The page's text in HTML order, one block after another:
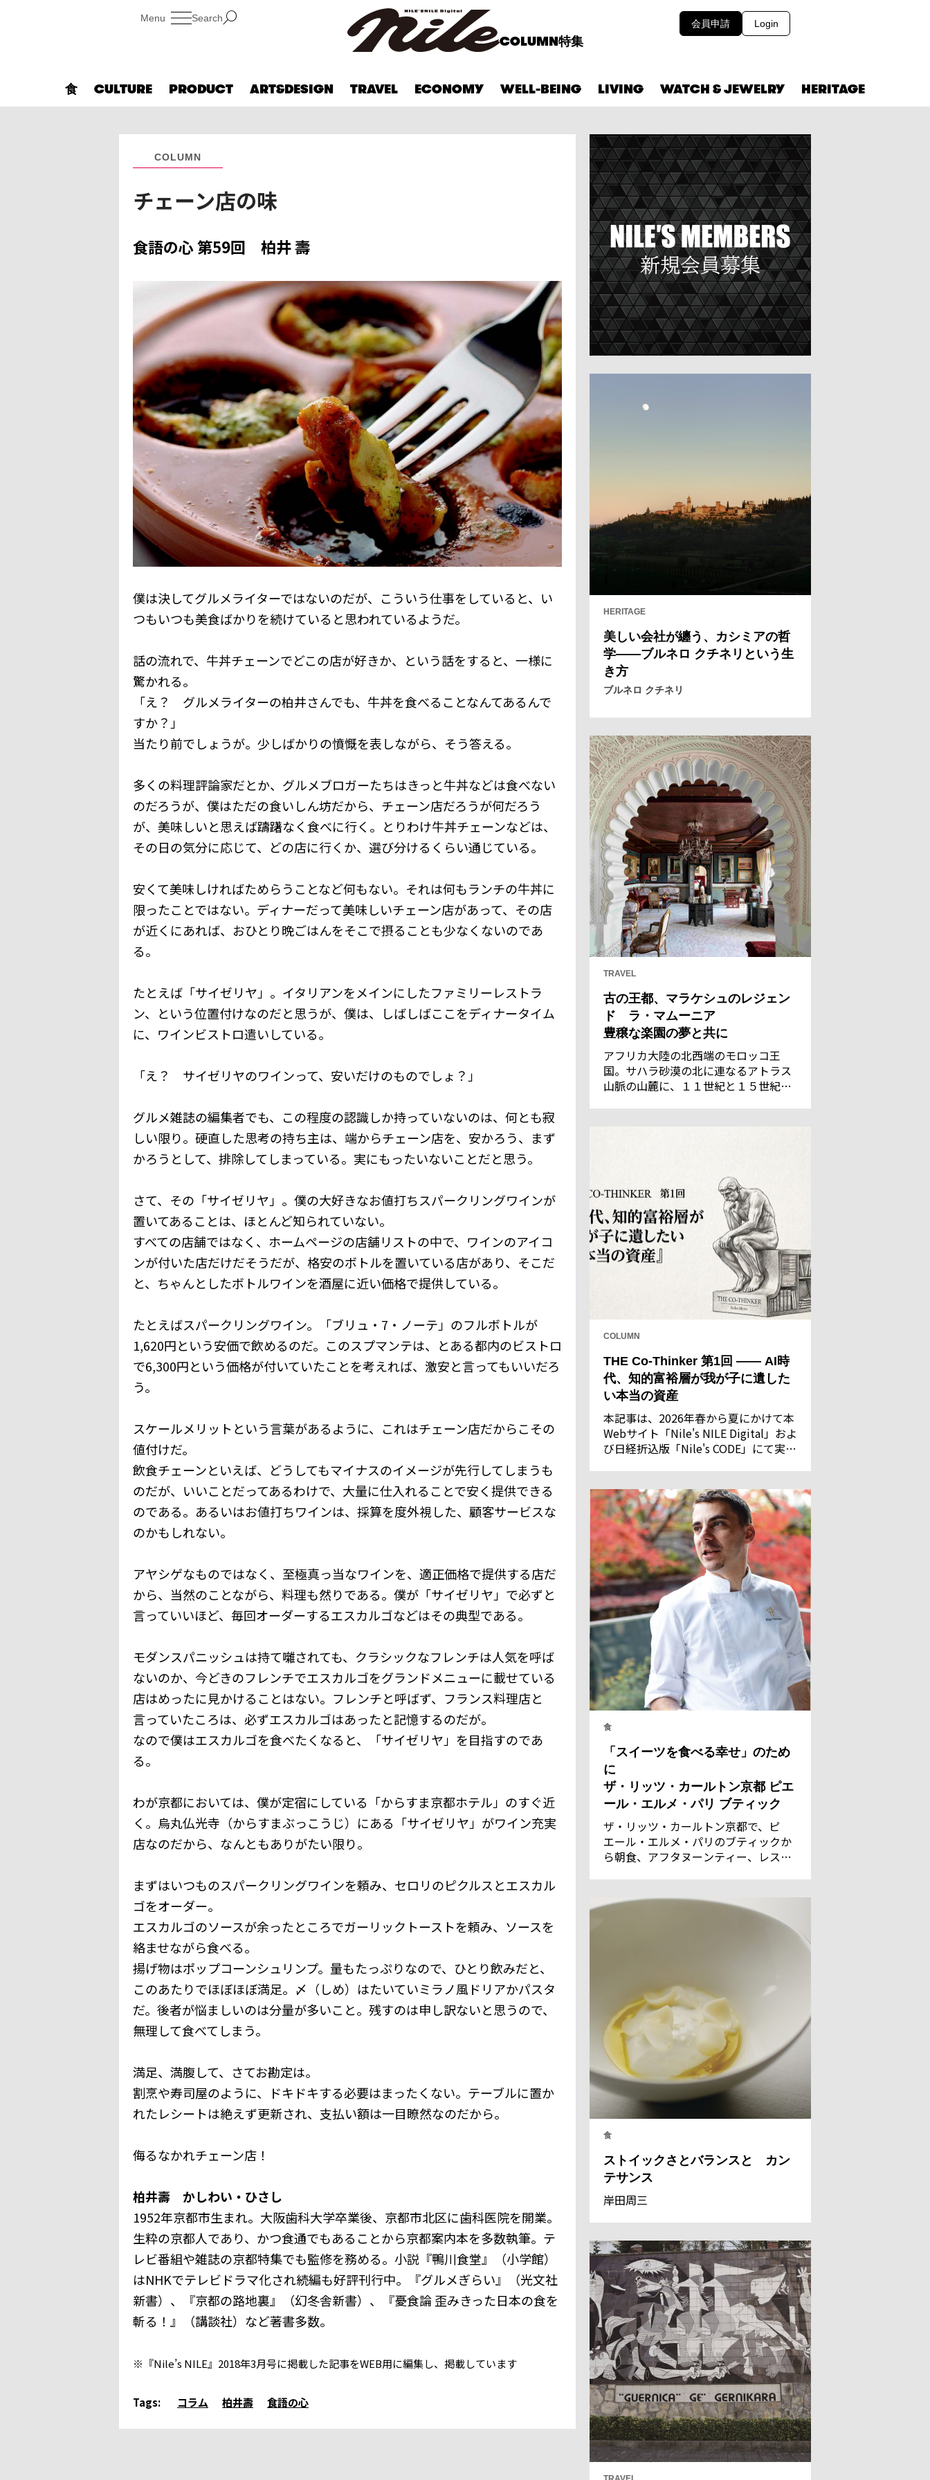
Search
COLUMN特集
会員申請 Login
食 CULTURE PRODUCT ART&DESIGN TRAVEL ECONOMY WELL-BEING LIVING WATCH & JEWELRY HERITAGE
COLUMN
チェーン店の味
食語の心 第59回 柏井 壽
僕は決してグルメライターではないのだが、こういう仕事をしていると、い
つもいつも美食ばかりを続けていると思われているようだ。
話の流れで、牛丼チェーンでどこの店が好きか、という話をすると、一様に
驚かれる。
「え？ グルメライターの柏井さんでも、牛丼を食べることなんてあるんで
すか？」
当たり前でしょうが。少しばかりの憤慨を表しながら、そう答える。
多くの料理評論家だとか、グルメブロガーたちはきっと牛丼などは食べない
のだろうが、僕はただの食いしん坊だから、チェーン店だろうが何だろう
が、美味しいと思えば躊躇なく食べに行く。とりわけ牛丼チェーンなどは、
その日の気分に応じて、どの店に行くか、選び分けるくらい通じている。
安くて美味しければためらうことなど何もない。それは何もランチの牛丼に
限ったことではない。ディナーだって美味しいチェーン店があって、その店
が近くにあれば、おひとり晩ごはんをそこで摂ることも少なくないのであ
る。
たとえば「サイゼリヤ」。イタリアンをメインにしたファミリーレストラ
ン、という位置付けなのだと思うが、僕は、しばしばここをディナータイム
に、ワインビストロ遣いしている。
「え？ サイゼリヤのワインって、安いだけのものでしょ？」
グルメ雑誌の編集者でも、この程度の認識しか持っていないのは、何とも寂
しい限り。硬直した思考の持ち主は、端からチェーン店を、安かろう、まず
かろうとして、排除してしまっている。実にもったいないことだと思う。
さて、その「サイゼリヤ」。僕の大好きなお値打ちスパークリングワインが
置いてあることは、ほとんど知られていない。
すべての店舗ではなく、ホームページの店舗リストの中で、ワインのアイコ
ンが付いた店だけだそうだが、格安のボトルを置いている店があり、そこだ
と、ちゃんとしたボトルワインを酒屋に近い価格で提供している。
たとえばスパークリングワイン。「ブリュ・7・ノーテ」のフルボトルが
1,620円という安価で飲めるのだ。このスプマンテは、とある都内のビストロ
で6,300円という価格が付いていたことを考えれば、激安と言ってもいいだろ
う。
スケールメリットという言葉があるように、これはチェーン店だからこその
値付けだ。
飲食チェーンといえば、どうしてもマイナスのイメージが先行してしまうも
のだが、いいことだってあるわけで、大量に仕入れることで安く提供できる
のである。あるいはお値打ちワインは、採算を度外視した、顧客サービスな
のかもしれない。
アヤシゲなものではなく、至極真っ当なワインを、適正価格で提供する店だ
から、当然のことながら、料理も然りである。僕が「サイゼリヤ」で必ずと
言っていいほど、毎回オーダーするエスカルゴなどはその典型である。
モダンスパニッシュは持て囃されても、クラシックなフレンチは人気を呼ば
ないのか、今どきのフレンチでエスカルゴをグランドメニューに載せている
店はめったに見かけることはない。フレンチと呼ばず、フランス料理店と
言っていたころは、必ずエスカルゴはあったと記憶するのだが。
なので僕はエスカルゴを食べたくなると、「サイゼリヤ」を目指すのであ
る。
わが京都においては、僕が定宿にしている「からすま京都ホテル」のすぐ近
く。烏丸仏光寺（からすまぶっこうじ）にある「サイゼリヤ」がワイン充実
店なのだから、なんともありがたい限り。
まずはいつものスパークリングワインを頼み、セロリのピクルスとエスカル
ゴをオーダー。
エスカルゴのソースが余ったところでガーリックトーストを頼み、ソースを
絡ませながら食べる。
揚げ物はポップコーンシュリンプ。量もたっぷりなので、ひとり飲みだと、
このあたりでほぼほぼ満足。〆（しめ）はたいていミラノ風ドリアかパスタ
だ。後者が悩ましいのは分量が多いこと。残すのは申し訳ないと思うので、
無理して食べてしまう。
満足、満腹して、さてお勘定は。
割烹や寿司屋のように、ドキドキする必要はまったくない。テーブルに置か
れたレシートは絶えず更新され、支払い額は一目瞭然なのだから。
侮るなかれチェーン店！
柏井壽 かしわい・ひさし
1952年京都市生まれ。大阪歯科大学卒業後、京都市北区に歯科医院を開業。
生粋の京都人であり、かつ食通でもあることから京都案内本を多数執筆。テ
レビ番組や雑誌の京都特集でも監修を務める。小説『鴨川食堂』（小学館）
はNHKでテレビドラマ化され続編も好評刊行中。『グルメぎらい』（光文社
新書）、『京都の路地裏』（幻冬舎新書）、『憂食論 歪みきった日本の食を
斬る！』（講談社）など著書多数。
※『Nile’s NILE』2018年3月号に掲載した記事をWEB用に編集し、掲載しています
Tags: コラム 柏井壽 食語の心
HERITAGE
美しい会社が纏う、カシミアの哲
学——ブルネロ クチネリという生
き方
ブルネロ クチネリ
TRAVEL
古の王都、マラケシュのレジェン
ド ラ・マムーニア
豊穣な楽園の夢と共に
アフリカ大陸の北西端のモロッコ王
国。サハラ砂漠の北に連なるアトラス
山脈の山麓に、１１世紀と１５世紀の
COLUMN
THE Co-Thinker 第1回 —— AI時
代、知的富裕層が我が子に遺した
い本当の資産
本記事は、2026年春から夏にかけて本
Webサイト「Nile's NILE Digital」およ
び日経折込版「Nile's CODE」にて実施
食
「スイーツを食べる幸せ」のため
に
ザ・リッツ・カールトン京都 ピエ
ール・エルメ・パリ ブティック
ザ・リッツ・カールトン京都で、ピ
エール・エルメ・パリのブティックか
ら朝食、アフタヌーンティー、レスト
全国からのゲストのために、今日も甘
く美しい、魔法のようなスイーツを作
食
ストイックさとバランスと カン
テサンス
岸田周三